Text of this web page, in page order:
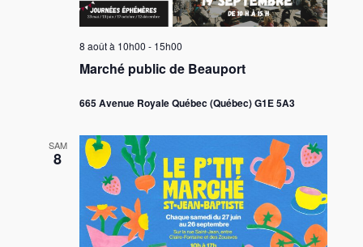
Marché public de Beauport
8 août à 10h00 - 15h00
665 Avenue Royale Québec (Québec) G1E 5A3
SAM
8